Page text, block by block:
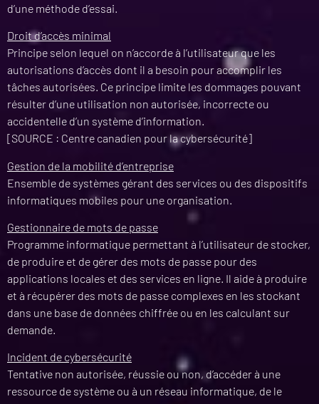
d’une méthode d’essai.
Droit d’accès minimal
Principe selon lequel on n’accorde à l’utilisateur que les
autorisations d’accès dont il a besoin pour accomplir les
tâches autorisées. Ce principe limite les dommages pouvant
résulter d’une utilisation non autorisée, incorrecte ou
accidentelle d’un système d’information.
[SOURCE : Centre canadien pour la cybersécurité]
Gestion de la mobilité d’entreprise
Ensemble de systèmes gérant des services ou des dispositifs
informatiques mobiles pour une organisation.
Gestionnaire de mots de passe
Programme informatique permettant à l’utilisateur de stocker,
de produire et de gérer des mots de passe pour des
applications locales et des services en ligne. Il aide à produire
et à récupérer des mots de passe complexes en les stockant
dans une base de données chiffrée ou en les calculant sur
demande.
Incident de cybersécurité
Tentative non autorisée, réussie ou non, d’accéder à une
ressource de système ou à un réseau informatique, de le